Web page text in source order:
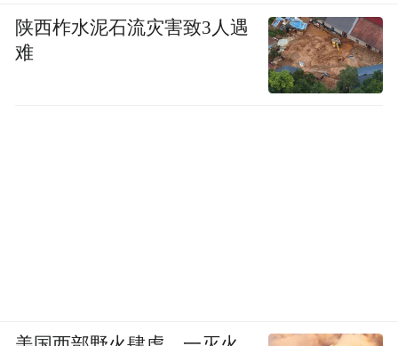
陕西柞水泥石流灾害致3人遇
难